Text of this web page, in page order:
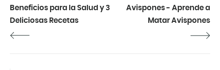
Beneficios para la Salud y 3
Deliciosas Recetas
Avispones - Aprende a
Matar Avispones